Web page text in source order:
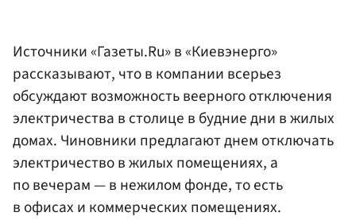
Источники «Газеты.Ru» в «Киевэнерго»
рассказывают, что в компании всерьез
обсуждают возможность веерного отключения
электричества в столице в будние дни в жилых
домах. Чиновники предлагают днем отключать
электричество в жилых помещениях, а
по вечерам — в нежилом фонде, то есть
в офисах и коммерческих помещениях.